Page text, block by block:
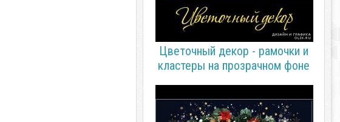
Цветочный декор - рамочки и
кластеры на прозрачном фоне